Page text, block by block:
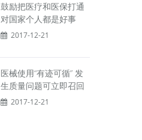
鼓励把医疗和医保打通
对国家个人都是好事
2017-12-21
医械使用“有迹可循” 发
生质量问题可立即召回
2017-12-21